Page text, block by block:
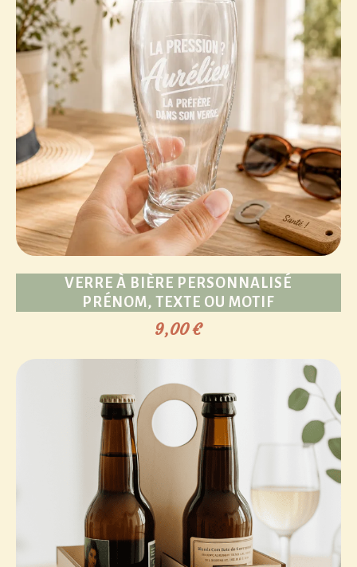
VERRE À BIÈRE PERSONNALISÉ
PRÉNOM, TEXTE OU MOTIF
9,00€